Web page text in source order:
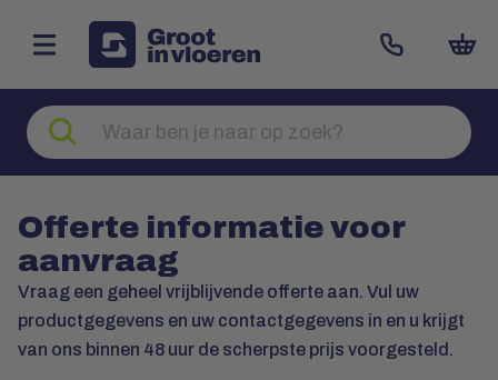
Zoeken
naar
producten
Offerte informatie voor
aanvraag
Vraag een geheel vrijblijvende offerte aan. Vul uw
productgegevens en uw contactgegevens in en u krijgt
van ons binnen 48 uur de scherpste prijs voorgesteld.